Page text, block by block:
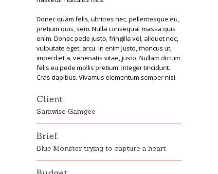
Donec quam felis, ultricies nec, pellentesque eu,
pretium quis, sem. Nulla consequat massa quis
enim. Donec pede justo, fringilla vel, aliquet nec,
vulputate eget, arcu. In enim justo, rhoncus ut,
imperdiet a, venenatis vitae, justo. Nullam dictum
felis eu pede mollis pretium. Integer tincidunt.
Cras dapibus. Vivamus elementum semper nisi.
Client:
Samwise Gamgee
Brief:
Blue Monster trying to capture a heart